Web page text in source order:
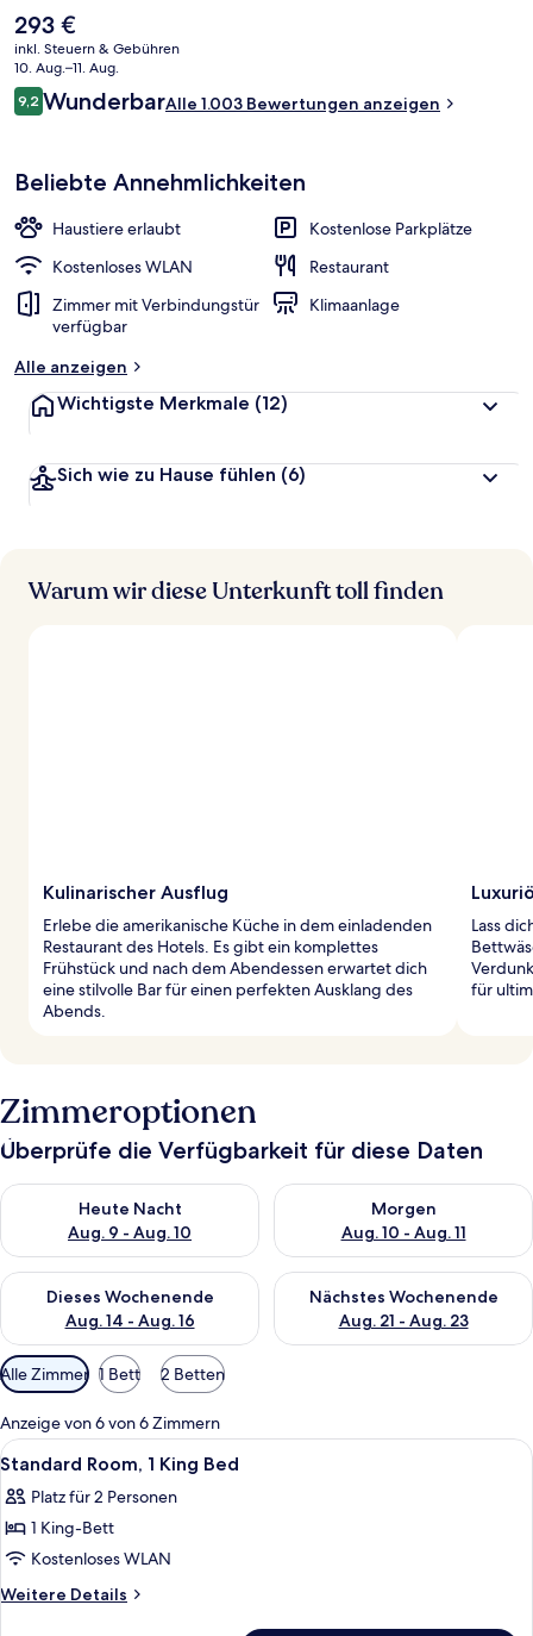
lieben das hilfsbereite Personal und die großen Zimmer.
Der
aktuelle
Preis
beträgt
293 €.
293 €
inkl. Steuern & Gebühren
10. Aug.–11. Aug.
Bewertungen
9,29,2 von 10.
WunderbarAlle 1.003 Bewertungen anzeigen
Beliebte Annehmlichkeiten
Haustiere erlaubt
Kostenlose Parkplätze
Kostenloses WLAN
Restaurant
Zimmer mit Verbindungstür
verfügbar
Klimaanlage
Alle anzeigen
Wichtigste Merkmale (12)
Sich wie zu Hause fühlen (6)
Warum wir diese Unterkunft toll finden
Kulinarischer Ausflug
Erlebe die amerikanische Küche in dem einladenden
Restaurant des Hotels. Es gibt ein komplettes
Frühstück und nach dem Abendessen erwartet dich
eine stilvolle Bar für einen perfekten Ausklang des
Abends.
Lass
für
Zimmeroptionen
Überprüfe die Verfügbarkeit für diese Daten
Heute Nacht
Aug. 9 - Aug. 10
Überprüfe die Verfügbarkeit für heute Nacht, Aug. 9 - Aug.
Morgen
Aug. 10 - Aug. 11
Überprüfe die Verfügbarkeit
Dieses Wochenende
Aug. 14 - Aug. 16
Überprüfe die Verfügbarkeit für dieses Wochenende, Aug. 14
Nächstes Wochenende
Aug. 21 - Aug. 23
Überprüfe die Verfügbarkeit
Verfügbare
Filter
für
Zimmer
Alle Zimmer 1 Bett 2 Betten
Anzeige von 6 von 6 Zimmern
Alle
Fotos
für
Standard
Room,
1
Ein Hotelzimmer mit einem großen
5
Standard Room, 1 King Bed
Platz für 2 Personen
1 King-Bett
Kostenloses WLAN
Weitere Details
Weitere